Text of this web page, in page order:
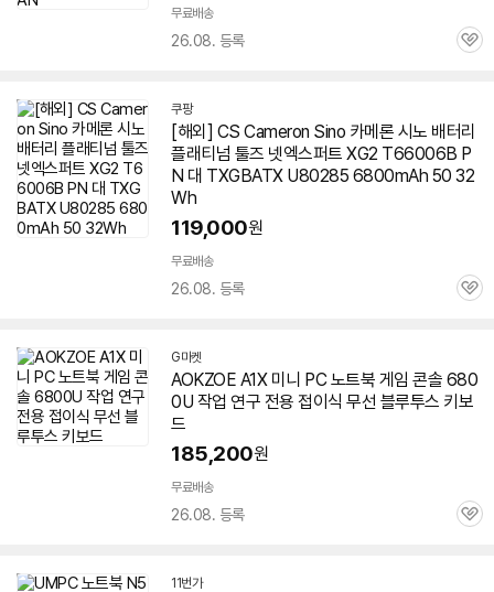
무료배송
26.08. 등록
관
쿠팡
[해외] CS Cameron Sino 카메론 시노 배터리
플래티넘 툴즈 넷엑스퍼트 XG2 T66006B P
N 대 TXGBATX U80285 6800mAh 50 32
Wh
119,000원
무료배송
26.08. 등록
관
G마켓
AOKZOE A1X 미니 PC노트북 게임 콘솔 680
0U 작업 연구 전용 접이식 무선 블루투스 키보
드
185,200원
무료배송
26.08. 등록
관
11번가